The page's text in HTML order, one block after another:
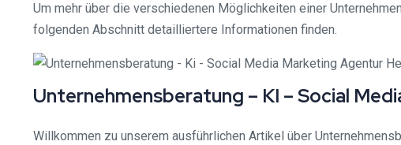
Um mehr über die verschiedenen Möglichkeiten einer
folgenden Abschnitt detailliertere Informationen finden.
Unternehmensberatung – KI – Social
Willkommen zu unserem ausführlichen Artikel über